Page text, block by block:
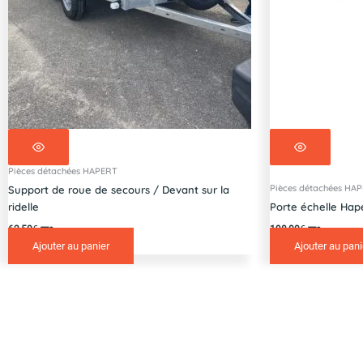
Pièces détachées HAPERT
Support de roue de secours / Devant sur la
ridelle
62,50€ TTC
Ajouter au panier
Pièces détachées
Porte échelle
198,00€ TTC
Ajouter au